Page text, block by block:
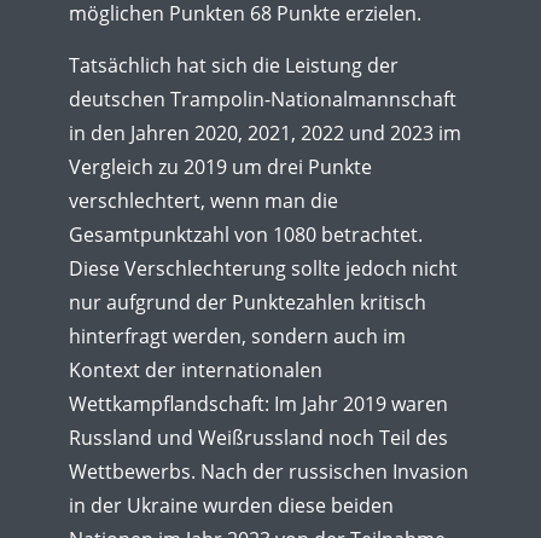
möglichen Punkten 68 Punkte erzielen.
Tatsächlich hat sich die Leistung der
deutschen Trampolin-Nationalmannschaft
in den Jahren 2020, 2021, 2022 und 2023 im
Vergleich zu 2019 um drei Punkte
verschlechtert, wenn man die
Gesamtpunktzahl von 1080 betrachtet.
Diese Verschlechterung sollte jedoch nicht
nur aufgrund der Punktezahlen kritisch
hinterfragt werden, sondern auch im
Kontext der internationalen
Wettkampflandschaft: Im Jahr 2019 waren
Russland und Weißrussland noch Teil des
Wettbewerbs. Nach der russischen Invasion
in der Ukraine wurden diese beiden